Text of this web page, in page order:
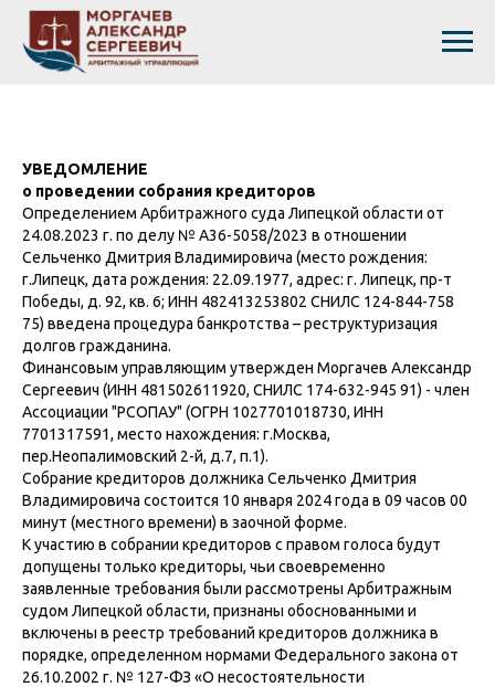
УВЕДОМЛЕНИЕ
о проведении собрания кредиторов
Определением Арбитражного суда Липецкой области от
24.08.2023 г. по делу № А36-5058/2023 в отношении
Сельченко Дмитрия Владимировича (место рождения:
г.Липецк, дата рождения: 22.09.1977, адрес: г. Липецк, пр-т
Победы, д. 92, кв. 6; ИНН 482413253802 СНИЛС 124-844-758
75) введена процедура банкротства – реструктуризация
долгов гражданина.
Финансовым управляющим утвержден Моргачев Александр
Сергеевич (ИНН 481502611920, СНИЛС 174-632-945 91) - член
Ассоциации "РСОПАУ" (ОГРН 1027701018730, ИНН
7701317591, место нахождения: г.Москва,
пер.Неопалимовский 2-й, д.7, п.1).
Собрание кредиторов должника Сельченко Дмитрия
Владимировича состоится 10 января 2024 года в 09 часов 00
минут (местного времени) в заочной форме.
К участию в собрании кредиторов с правом голоса будут
допущены только кредиторы, чьи своевременно
заявленные требования были рассмотрены Арбитражным
судом Липецкой области, признаны обоснованными и
включены в реестр требований кредиторов должника в
порядке, определенном нормами Федерального закона от
26.10.2002 г. № 127-ФЗ «О несостоятельности